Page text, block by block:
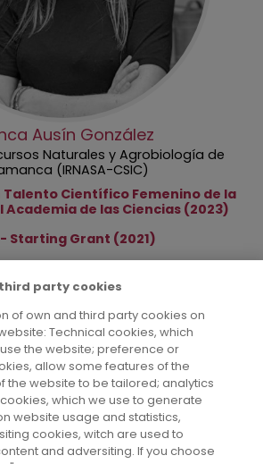
Ausín González
Naturales y Agrobiología de
(IRNASA-CSIC)
Talento Científico Femenino de la
Academia de las Ciencias (2023)
- Starting Grant (2021)
Page
6 Page
7 Page
8 Page
9 …
Siguiente
página
››
Última
Última»
party cookies
of own and third party cookies on
Technical cookies, which
the website; preference or
allow some features of the
the website to be tailored; analytics
which we use to generate
website usage and statistics,
cookies, witch are used to
and adversiting. If you choose